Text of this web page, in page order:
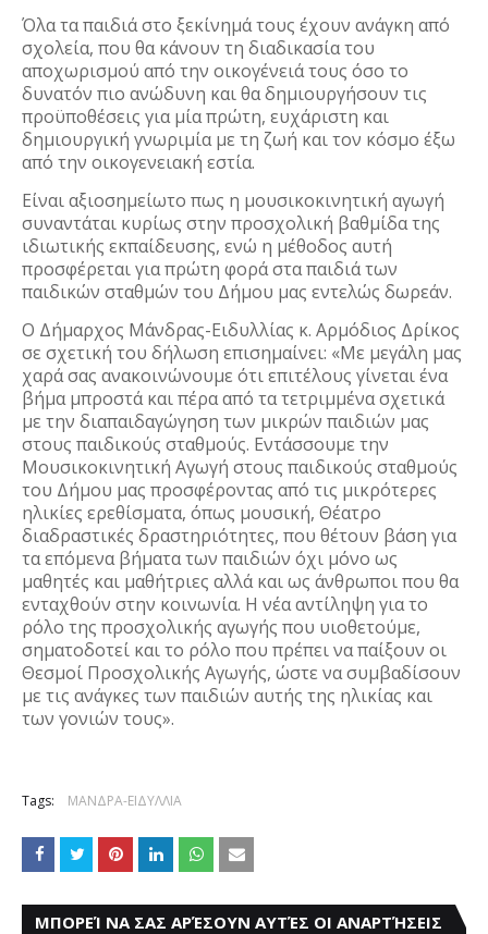
Όλα τα παιδιά στο ξεκίνημά τους έχουν ανάγκη από
σχολεία, που θα κάνουν τη διαδικασία του
αποχωρισμού από την οικογένειά τους όσο το
δυνατόν πιο ανώδυνη και θα δημιουργήσουν τις
προϋποθέσεις για μία πρώτη, ευχάριστη και
δημιουργική γνωριμία με τη ζωή και τον κόσμο έξω
από την οικογενειακή εστία.
Είναι αξιοσημείωτο πως η μουσικοκινητική αγωγή
συναντάται κυρίως στην προσχολική βαθμίδα της
ιδιωτικής εκπαίδευσης, ενώ η μέθοδος αυτή
προσφέρεται για πρώτη φορά στα παιδιά των
παιδικών σταθμών του Δήμου μας εντελώς δωρεάν.
Ο Δήμαρχος Μάνδρας-Ειδυλλίας κ. Αρμόδιος Δρίκος
σε σχετική του δήλωση επισημαίνει: «Με μεγάλη μας
χαρά σας ανακοινώνουμε ότι επιτέλους γίνεται ένα
βήμα μπροστά και πέρα από τα τετριμμένα σχετικά
με την διαπαιδαγώγηση των μικρών παιδιών μας
στους παιδικούς σταθμούς. Εντάσσουμε την
Μουσικοκινητική Αγωγή στους παιδικούς σταθμούς
του Δήμου μας προσφέροντας από τις μικρότερες
ηλικίες ερεθίσματα, όπως μουσική, Θέατρο
διαδραστικές δραστηριότητες, που θέτουν βάση για
τα επόμενα βήματα των παιδιών όχι μόνο ως
μαθητές και μαθήτριες αλλά και ως άνθρωποι που θα
ενταχθούν στην κοινωνία. Η νέα αντίληψη για το
ρόλο της προσχολικής αγωγής που υιοθετούμε,
σηματοδοτεί και το ρόλο που πρέπει να παίξουν οι
Θεσμοί Προσχολικής Αγωγής, ώστε να συμβαδίσουν
με τις ανάγκες των παιδιών αυτής της ηλικίας και
των γονιών τους».
Tags: ΜΑΝΔΡΑ-ΕΙΔΥΛΛΙΑ
ΜΠΟΡΕΊ ΝΑ ΣΑΣ ΑΡΈΣΟΥΝ ΑΥΤΈΣ ΟΙ ΑΝΑΡΤΉΣΕΙΣ